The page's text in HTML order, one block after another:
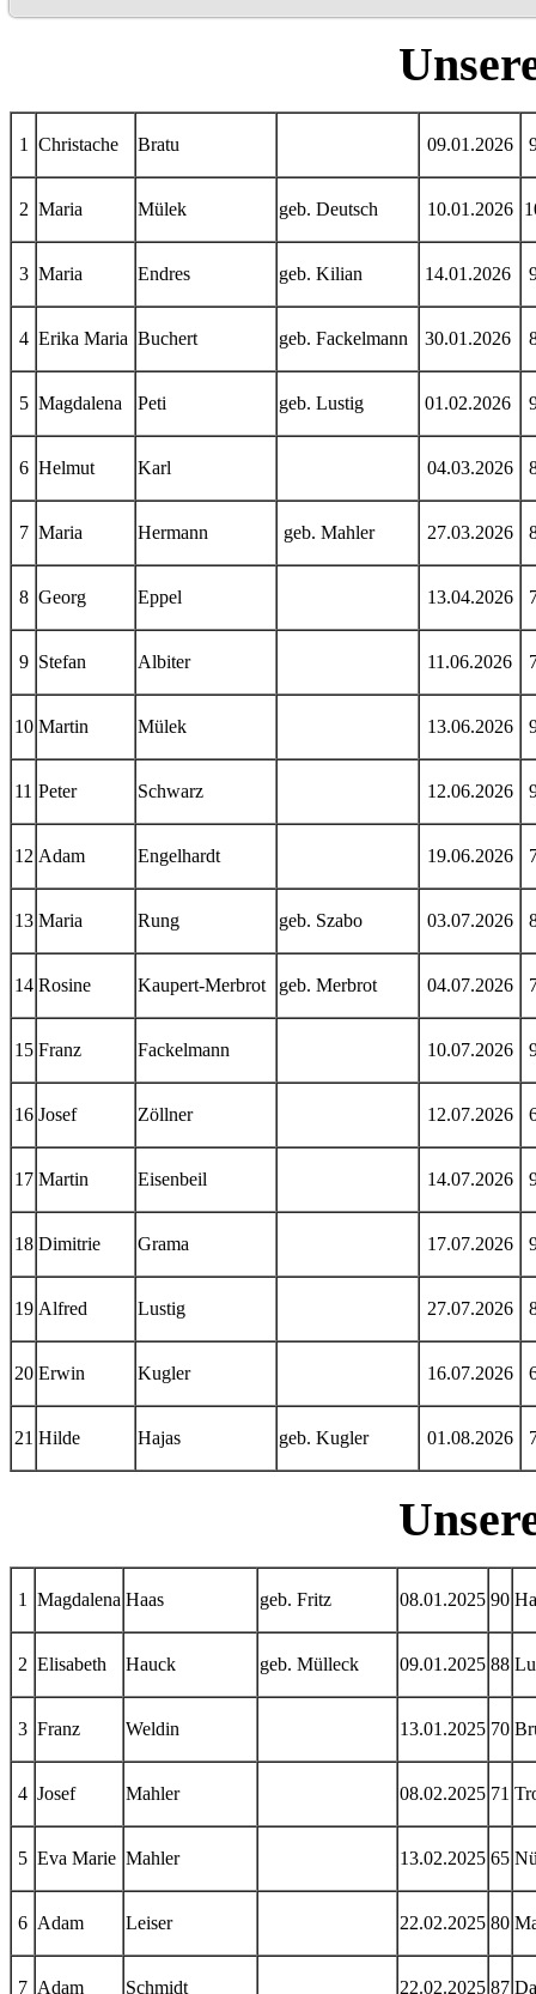
1 Christache Bratu 09.01.2026
2 Maria Mülek geb. Deutsch 10.01.2026
3 Maria Endres geb. Kilian 14.01.2026
4 Erika Maria Buchert geb. Fackelmann 30.01.2026
5 Magdalena Peti geb. Lustig 01.02.2026
6 Helmut Karl 04.03.2026
7 Maria Hermann geb. Mahler 27.03.2026
8 Georg Eppel 13.04.2026
9 Stefan Albiter 11.06.2026
10 Martin Mülek 13.06.2026
11 Peter Schwarz 12.06.2026
12 Adam Engelhardt 19.06.2026
13 Maria Rung geb. Szabo 03.07.2026
14 Rosine Kaupert-Merbrot geb. Merbrot 04.07.2026
15 Franz Fackelmann 10.07.2026
16 Josef Zöllner 12.07.2026
17 Martin Eisenbeil 14.07.2026
18 Dimitrie Grama 17.07.2026
19 Alfred Lustig 27.07.2026
20 Erwin Kugler 16.07.2026
21 Hilde Hajas geb. Kugler 01.08.2026
1 Magdalena Haas geb. Fritz 08.01.2025 90
2 Elisabeth Hauck geb. Mülleck 09.01.2025 88
3 Franz Weldin 13.01.2025 70
4 Josef Mahler 08.02.2025 71
5 Eva Marie Mahler 13.02.2025 65
6 Adam Leiser 22.02.2025 80
7 Adam Schmidt 22.02.2025 87